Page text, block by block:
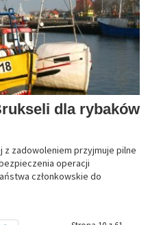
dla rybaków
z zadowoleniem przyjmuje pilne
operacji
członkowskie do